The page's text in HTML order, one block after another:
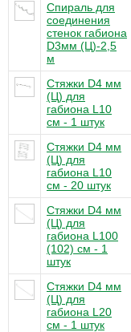
Спираль для
соединения
стенок габиона
D3мм (Ц)-2,5
м
Стяжки D4 мм
(Ц) для
габиона L10
см - 1 штук
Стяжки D4 мм
(Ц) для
габиона L10
см - 20 штук
Стяжки D4 мм
(Ц) для
габиона L100
(102) см - 1
штук
Стяжки D4 мм
(Ц) для
габиона L20
см - 1 штук